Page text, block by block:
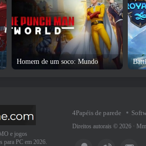
Homem de um soco: Mundo
e jogos
para PC em 2026.
4Papéis de parede
Direitos autorais © 2026 ·